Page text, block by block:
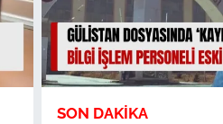
SON DAKIKA